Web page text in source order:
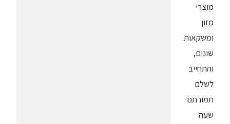
מוצרי
מזון
ומשקאות
שונים,
והתחייב
לשלם
תמורתם
שעה